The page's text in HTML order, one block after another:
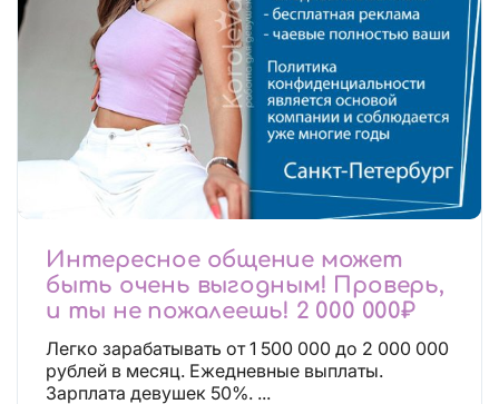
Интересное общение может
быть очень выгодным! Проверь,
и ты не пожалеешь! 2 000 000₽
Легко зарабатывать от 1 500 000 до 2 000 000
рублей в месяц. Ежедневные выплаты.
Зарплата девушек 50%. ...